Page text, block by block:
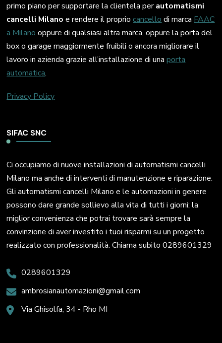
primo piano per supportare la clientela perautomatismi
cancelli Milano e rendere il propriocancello di marca FAAC
a Milano oppure di qualsiasi altra marca, oppure la porta del
box o garage maggiormente fruibili o ancora migliorare il
lavoro in azienda grazie all’installazione di unaporta
automatica.
Privacy Policy
SIFAC SNC
Ci occupiamo di nuove installazioni di automatismi cancelli
Milano ma anche di interventi di manutenzione e riparazione.
Gli automatismi cancelli Milano e le automazioni in genere
possono dare grande sollievo alla vita di tutti i giorni; la
miglior convenienza che potrai trovare sarà sempre la
convinzione di aver investito i tuoi risparmi su un progetto
realizzato con professionalità. Chiama subito 0289601329
0289601329
ambrosianautomazioni@gmail.com
Via Ghisolfa, 34 - Rho MI